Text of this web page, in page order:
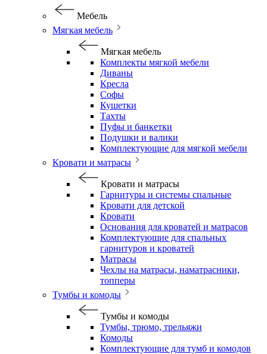
Мебель
Мягкая мебель
Мягкая мебель
Комплекты мягкой мебели
Диваны
Кресла
Софы
Кушетки
Тахты
Пуфы и банкетки
Подушки и валики
Комплектующие для мягкой мебели
Кровати и матрасы
Кровати и матрасы
Гарнитуры и системы спальные
Кровати для детской
Кровати
Основания для кроватей и матрасов
Комплектующие для спальных
гарнитуров и кроватей
Матрасы
Чехлы на матрасы, наматрасники,
топперы
Тумбы и комоды
Тумбы и комоды
Тумбы, трюмо, трельяжи
Комоды
Комплектующие для тумб и комодов